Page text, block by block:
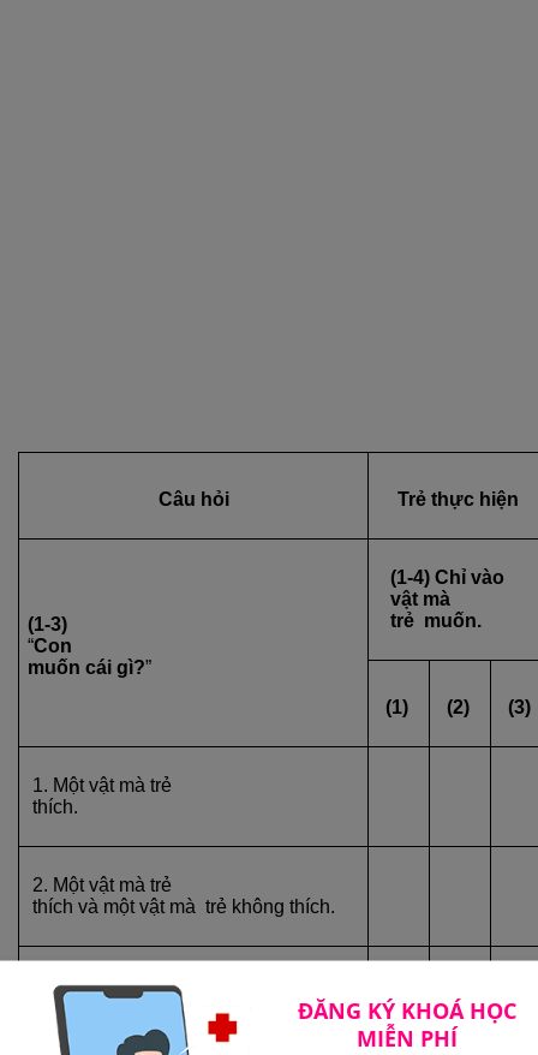
Câu hỏi Trẻ thực hiện
(1-3)
“Con
muốn cái gì?”
(1-4) Chỉ vào
vật mà
trẻ muốn.
(1) (2) (3)
1. Một vật mà trẻ
thích.
2. Một vật mà trẻ
thích và một vật mà trẻ không thích.
3. Một vật mà trẻ
thích và một vật mà trẻ không thích
để lên bàn.
ĐĂNG KÝ KHOÁ HỌC
MIỄN PHÍ